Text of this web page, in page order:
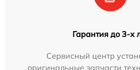
Гарантия до 3-х
Сервисный центр
оригинальные запчасти